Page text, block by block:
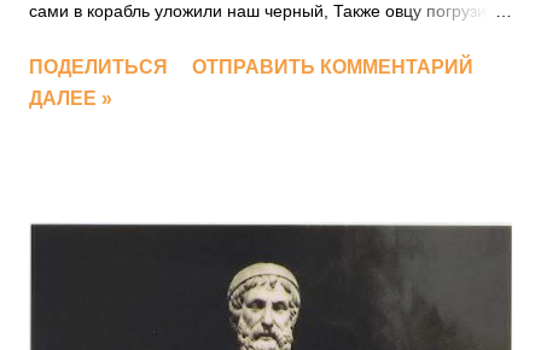
са­ми в корабль уло­жи­ли наш чер­ный, Так­же овцу погру­зи­ли
κατήλθομεν ἠδὲ θάλασσαν, νῆα μὲν ἂρ πάμπρωτον ἐρύσσαμεν
εἰς ἅλα δῖαν, ἐν δ᾽ ἱστὸν τιθέμεσθα καὶ ἱστία νηὶ μελαίνῃ, ἐν δὲ τὰ
боги­ней ужас­ною с речью люд­скою. Мач­ту поста­вив и сна­
сти нала­див­ши все, в кораб­ле мы βαίνομεν ἀχνύμενοι
ПОДЕЛИТЬСЯ
ОТПРАВИТЬ КОММЕНТАРИЙ
ДАЛЕЕ »